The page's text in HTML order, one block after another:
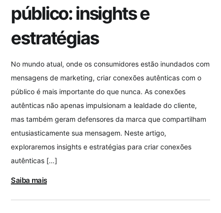
público: insights e
estratégias
No mundo atual, onde os consumidores estão inundados com
mensagens de marketing, criar conexões autênticas com o
público é mais importante do que nunca. As conexões
autênticas não apenas impulsionam a lealdade do cliente,
mas também geram defensores da marca que compartilham
entusiasticamente sua mensagem. Neste artigo,
exploraremos insights e estratégias para criar conexões
autênticas […]
Saiba mais